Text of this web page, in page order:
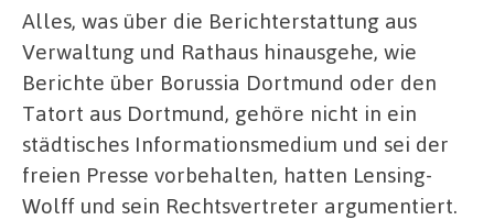
Alles, was über die Berichterstattung aus
Verwaltung und Rathaus hinausgehe, wie
Berichte über Borussia Dortmund oder den
Tatort aus Dortmund, gehöre nicht in ein
städtisches Informationsmedium und sei der
freien Presse vorbehalten, hatten Lensing-
Wolff und sein Rechtsvertreter argumentiert.